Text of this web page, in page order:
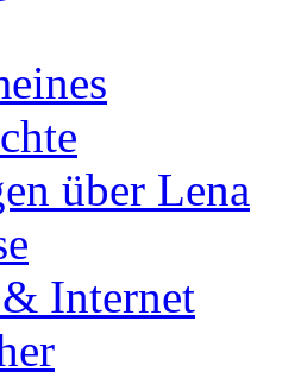
über Lena
& Internet